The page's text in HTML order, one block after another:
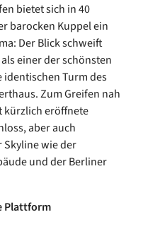
bietet sich in 40
barocken Kuppel ein
Der Blick schweift
einer der schönsten
identischen Turm des
Zum Greifen nah
kürzlich eröffnete
aber auch
Skyline wie der
und der Berliner
Plattform